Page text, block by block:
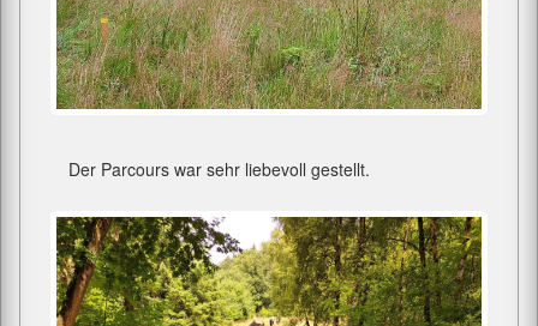
Der Parcours war sehr liebevoll gestellt.